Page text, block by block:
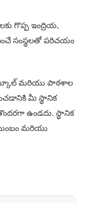
గొప్ప ఇంద్రియ,
సంస్థలతో పరిచయం
మరియు పాఠశాల
మీ స్థానిక
ఉండదు. స్థానిక
మరియు